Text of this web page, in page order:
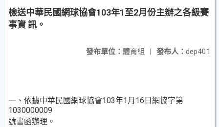
檢送中華民國網球協會103年1至2月份主辦之各級賽
事資 訊。
發布人： dep401
發布單位： 體育組 |
一、依據中華民國網球協會103年1月16日網協字第
1030000009
號書函辦理。